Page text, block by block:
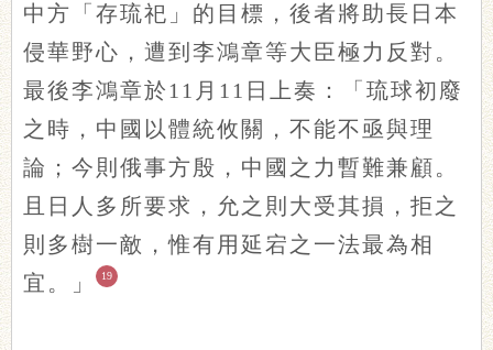
中方「存琉祀」的目標，後者將助長日本
侵華野心，遭到李鴻章等大臣極力反對。
最後李鴻章於11月11日上奏：「琉球初廢
之時，中國以體統攸關，不能不亟與理
論；今則俄事方殷，中國之力暫難兼顧。
且日人多所要求，允之則大受其損，拒之
則多樹一敵，惟有用延宕之一法最為相
宜。」
19